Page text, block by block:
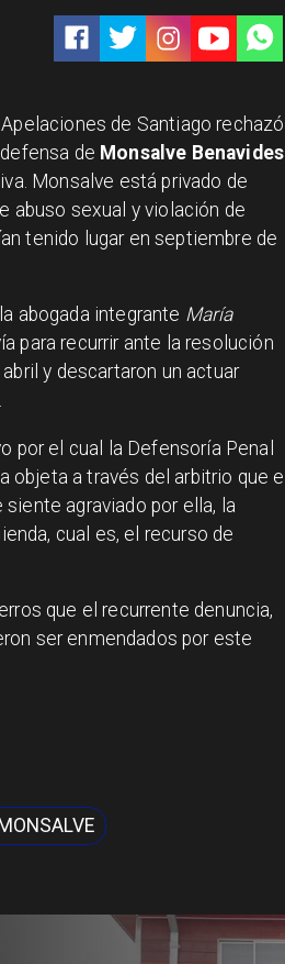
de Santiago rechazó
de Monsalve Benavides
Monsalve está privado de
abuso sexual y violación de
tenido lugar en septiembre de
abogada integrante María
para recurrir ante la resolución
y descartaron un actuar
por el cual la Defensoría Penal
objeta a través del arbitrio que el
agraviado por ella, la
cual es, el recurso de
que el recurrente denuncia,
ser enmendados por este